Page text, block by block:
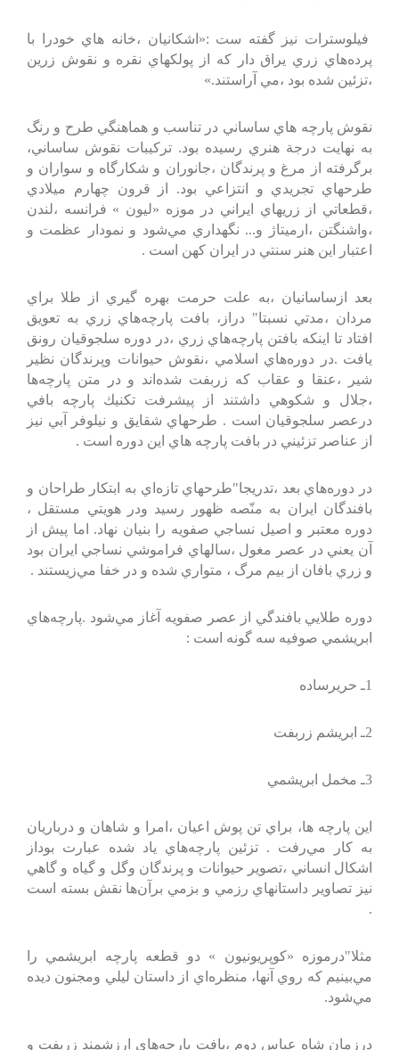
فيلوسترات‌ نيز گفته‌ ست‌ :«اشكانيان‌ ،خانه‌ هاي‌ خودرا با
پرده‌هاي‌ زري‌ يراق‌ دار كه‌ از پولكهاي‌ نقره‌ و نقوش‌ زرين‌
،تزئين‌ شده‌ بود ،مي‌ آراستند.»
نقوش‌ پارچه‌ هاي‌ ساساني‌ در تناسب‌ و هماهنگي‌ طرح‌ و رنگ‌
به‌ نهايت‌ درجة‌ هنري‌ رسيده‌ بود. تركيبات‌ نقوش‌ ساساني‌،
برگرفته‌ از مرغ‌ و پرندگان‌ ،جانوران‌ و شكارگاه‌ و سواران‌ و
طرحهاي‌ تجريدي‌ و انتزاعي‌ بود. از قرون‌ چهارم‌ ميلادي‌
،قطعاتي‌ از زريهاي‌ ايراني‌ در موزه‌ «ليون‌ » فرانسه‌ ،لندن‌
،واشنگتن‌ ،ارميتاژ و... نگهداري‌ مي‌شود و نمودار عظمت‌ و
اعتبار اين‌ هنر سنتي‌ در ايران‌ كهن‌ است‌ .
بعد ازساسانيان‌ ،به‌ علت‌ حرمت‌ بهره‌ گيري‌ از طلا براي‌
مردان‌ ،مدتي‌ نسبتا" دراز، بافت‌ پارچه‌هاي‌ زري‌ به‌ تعويق‌
افتاد تا اينكه‌ بافتن‌ پارچه‌هاي‌ زري‌ ،در دوره‌ سلجوقيان‌ رونق‌
يافت‌ .در دوره‌هاي‌ اسلامي‌ ،نقوش‌ حيوانات‌ وپرندگان‌ نظير
شير ،عنقا و عقاب‌ كه‌ زربفت‌ شده‌اند و در متن‌ پارچه‌ها
،جلال‌ و شكوهي‌ داشتند از پيشرفت‌ تكنيك‌ پارچه‌ بافي‌
درعصر سلجوقيان‌ است‌ . طرحهاي‌ شقايق‌ و نيلوفر آبي‌ نيز
از عناصر تزئيني‌ در بافت‌ پارچه‌ هاي‌ اين‌ دوره‌ است‌ .
در دوره‌هاي‌ بعد ،تدريجا"طرحهاي‌ تازه‌اي‌ به‌ ابتكار طراحان‌ و
بافندگان‌ ايران‌ به‌ منّصه‌ ظهور رسيد ودر هويتي‌ مستقل‌ ،
دوره‌ معتبر و اصيل‌ نساجي‌ صفويه‌ را بنيان‌ نهاد. اما پيش‌ از
آن‌ يعني‌ در عصر مغول‌ ،سالهاي‌ فراموشي‌ نساجي‌ ايران‌ بود
و زري‌ بافان‌ از بيم‌ مرگ‌ ، متواري‌ شده‌ و در خفا مي‌زيستند .
دوره‌ طلايي‌ بافندگي‌ از عصر صفويه‌ آغاز مي‌شود .پارچه‌هاي‌
ابريشمي‌ صوفيه‌ سه‌ گونه‌ است‌ :
1ـ حريرساده‌
2ـ ابريشم‌ زربفت‌
3ـ مخمل‌ ابريشمي‌
اين‌ پارچه‌ ها، براي‌ تن‌ پوش‌ اعيان‌ ،امرا و شاهان‌ و درباريان‌
به‌ كار مي‌رفت‌ . تزئين‌ پارچه‌هاي‌ ياد شده‌ عبارت‌ بوداز
اشكال‌ انساني‌ ،تصوير حيوانات‌ و پرندگان‌ وگل‌ و گياه‌ و گاهي‌
نيز تصاوير داستانهاي‌ رزمي‌ و بزمي‌ برآن‌ها نقش‌ بسته‌ است‌
.
مثلا"درموزه‌ «كوپريونيون‌ » دو قطعه‌ پارچه‌ ابريشمي‌ را
مي‌بينيم‌ كه‌ روي‌ آنها، منظره‌اي‌ از داستان‌ ليلي‌ ومجنون‌ ديده‌
مي‌شود.
درزمان‌ شاه‌ عباس‌ دوم‌ ،بافت‌ پارچه‌هاي‌ ارزشمند زربفت‌ و